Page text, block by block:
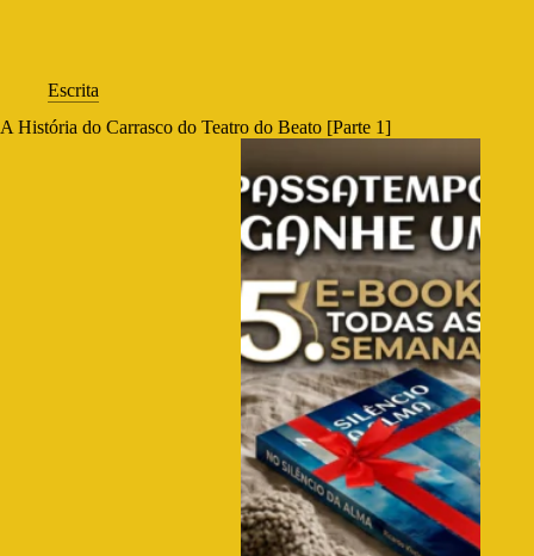
Escrita
A História do Carrasco do Teatro do Beato [Parte 1]